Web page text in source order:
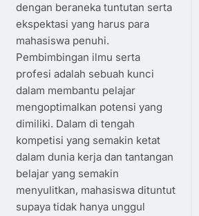
dengan beraneka tuntutan serta
ekspektasi yang harus para
mahasiswa penuhi.
Pembimbingan ilmu serta
profesi adalah sebuah kunci
dalam membantu pelajar
mengoptimalkan potensi yang
dimiliki. Dalam di tengah
kompetisi yang semakin ketat
dalam dunia kerja dan tantangan
belajar yang semakin
menyulitkan, mahasiswa dituntut
supaya tidak hanya unggul